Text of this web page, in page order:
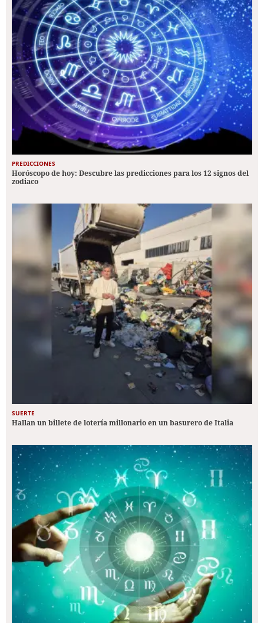
PREDICCIONES
Horóscopo de hoy: Descubre las predicciones para los 12 signos del
zodiaco
SUERTE
Hallan un billete de lotería millonario en un basurero de Italia